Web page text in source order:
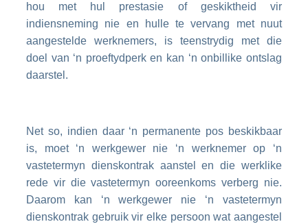
hou met hul prestasie of geskiktheid vir
indiensneming nie en hulle te vervang met nuut
aangestelde werknemers, is teenstrydig met die
doel van ‘n proeftydperk en kan ‘n onbillike ontslag
daarstel.
Net so, indien daar ‘n permanente pos beskikbaar
is, moet ‘n werkgewer nie ‘n werknemer op ‘n
vastetermyn dienskontrak aanstel en die werklike
rede vir die vastetermyn ooreenkoms verberg nie.
Daarom kan ‘n werkgewer nie ‘n vastetermyn
dienskontrak gebruik vir elke persoon wat aangestel